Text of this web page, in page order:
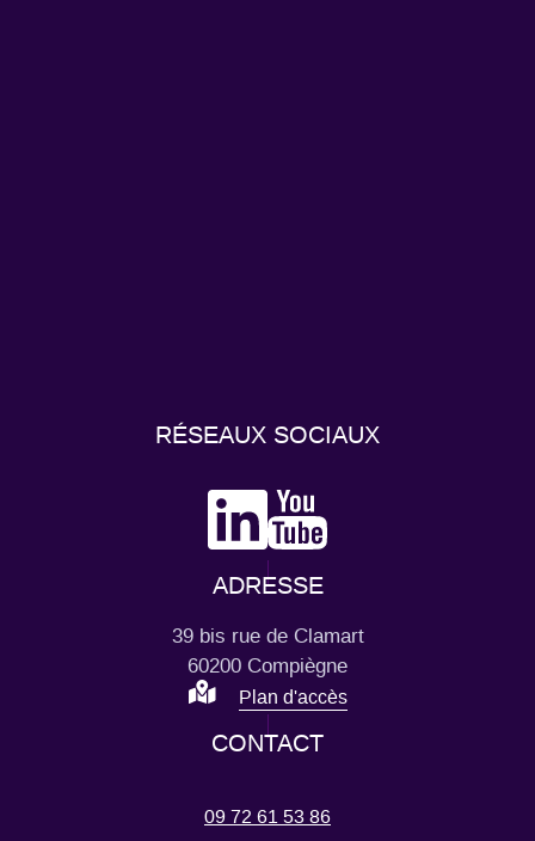
RÉSEAUX SOCIAUX
ADRESSE
39 bis rue de Clamart
60200 Compiègne
Plan d'accès
CONTACT
09 72 61 53 86